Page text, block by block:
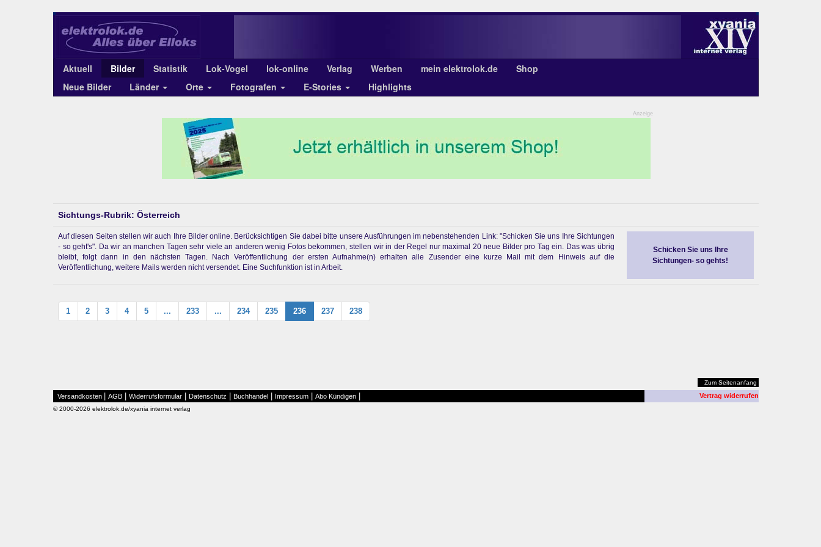
Aktuell Bilder Statistik Lok-Vogel lok-online Verlag Werben mein elektrolok.de
Shop
Neue Bilder
Länder Orte Fotografen E-Stories Highlights
Anzeige
Sichtungs-Rubrik: Österreich
Auf diesen Seiten stellen wir auch Ihre Bilder online. Berücksichtigen Sie dabei bitte unsere Ausführungen im nebenstehenden Link: "Schicken Sie uns Ihre Sichtungen
- so geht's". Da wir an manchen Tagen sehr viele an anderen wenig Fotos bekommen, stellen wir in der Regel nur maximal 20 neue Bilder pro Tag ein. Das was übrig
bleibt, folgt dann in den nächsten Tagen. Nach Veröffentlichung der ersten Aufnahme(n) erhalten alle Zusender eine kurze Mail mit dem Hinweis auf die
Veröffentlichung, weitere Mails werden nicht versendet. Eine Suchfunktion ist in Arbeit.
Schicken Sie uns Ihre
Sichtungen- so gehts!
1 2 3 4 5 ... 233 ... 234 235 236 237 238
Zum Seitenanfang
Versandkosten AGB Widerrufsformular Datenschutz Buchhandel Impressum Abo Kündigen Vertrag widerrufen
© 2000-2026 elektrolok.de/xyania internet verlag